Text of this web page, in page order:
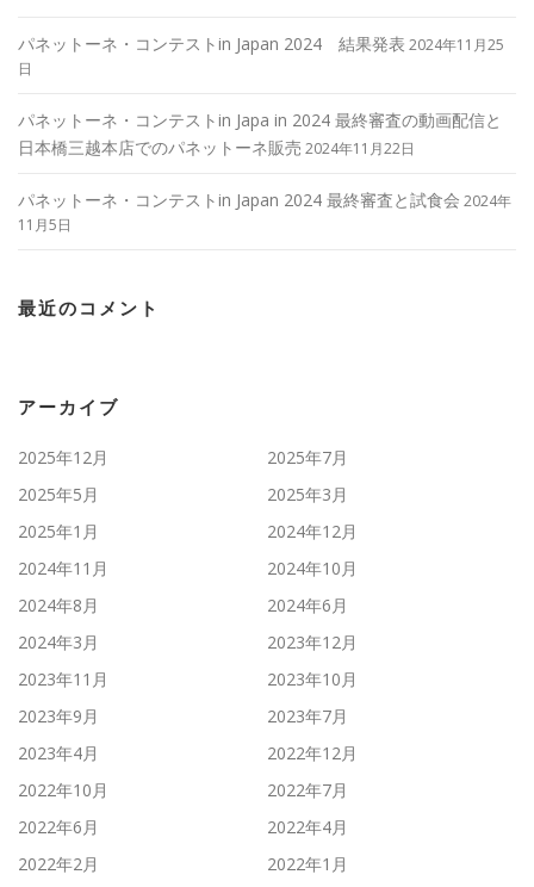
パネットーネ・コンテストin Japan 2024 結果発表 2024年11月25
日
パネットーネ・コンテストin Japa in 2024 最終審査の動画配信と
日本橋三越本店でのパネットーネ販売 2024年11月22日
パネットーネ・コンテストin Japan 2024 最終審査と試食会 2024年
11月5日
最近のコメント
アーカイブ
2025年12月
2025年7月
2025年5月
2025年3月
2025年1月
2024年12月
2024年11月
2024年10月
2024年8月
2024年6月
2024年3月
2023年12月
2023年11月
2023年10月
2023年9月
2023年7月
2023年4月
2022年12月
2022年10月
2022年7月
2022年6月
2022年4月
2022年2月
2022年1月